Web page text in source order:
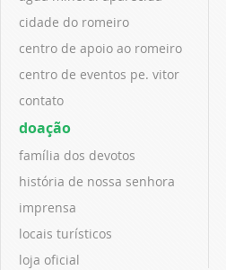
cidade do romeiro
centro de apoio ao romeiro
centro de eventos pe. vitor
contato
doação
família dos devotos
história de nossa senhora
imprensa
locais turísticos
loja oficial